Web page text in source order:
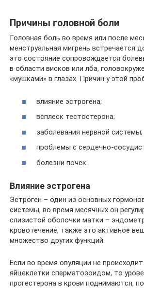
Причины головной боли
Головная боль во время или после
менструальная мигрень встречается
это состояние сопровождается
в области висков или лба,
«мушками» в глазах. Причин у этой
влияние эстрогена;
всплеск тестостерона;
заболевания нервной системы;
проблемы с сердечно-
болезни почек.
Влияние эстрогена
Эстроген – один из основных
системы, во время месячных он
слизистой оболочки матки –
кровотечение, также это активное
множество других функций.
Если во время овуляции не
яйцеклетки сперматозоидом, то
прогестерона в крови поднимаются,